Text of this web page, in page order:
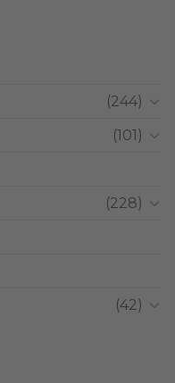
(244)
(101)
(228)
(42)